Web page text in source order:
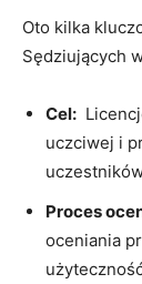
Oto kilka
Sędziujących
Cel:
uczciwej i
Proces
oceniania